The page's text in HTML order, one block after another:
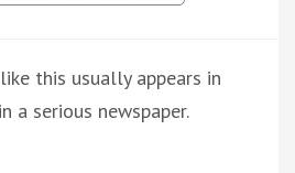
this usually appears in
in a serious newspaper.